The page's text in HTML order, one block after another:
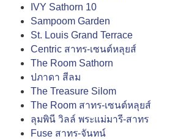
IVY Sathorn 10
Sampoom Garden
St. Louis Grand Terrace
Centric สาทร-เซนต์หลุยส์
The Room Sathorn
ปภาดา สีลม
The Treasure Silom
The Room สาทร-เซนต์หลุยส์
ลุมพินี วิลล์ พระแม่มารี-สาทร
Fuse สาทร-จันทน์